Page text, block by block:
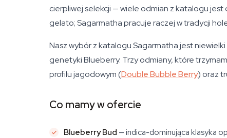
cierpliwej selekcji — wiele odmian z katalogu
gelato; Sagarmatha pracuje raczej w tradycji
Nasz wybór z katalogu Sagarmatha jest
genetyki Blueberry. Trzy odmiany, które
profilu jagodowym (Double Bubble Berry) oraz
Co mamy w ofercie
Blueberry Bud — indica-dominująca klasyka